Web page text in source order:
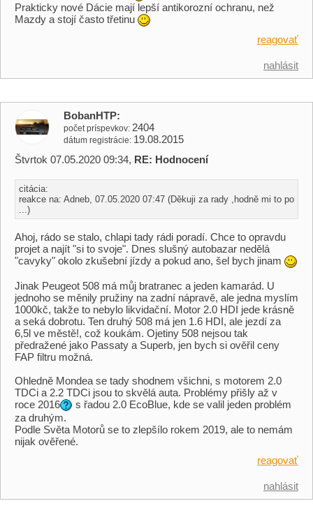
Prakticky nové Dácie mají lepší antikorozní ochranu, než
Mazdy a stojí často třetinu
reagovať
nahlásit
BobanHTP
počet príspevkov 2404
dátum registrácie 19.08.2015
Štvrtok 07.05.2020 09:34, RE: Hodnocení
citácia:
reakce na: Adneb, 07.05.2020 07:47 (Děkuji za rady ,hodně mi to po
...)
Ahoj, rádo se stalo, chlapi tady rádi poradí. Chce to opravdu
projet a najít "si to svoje". Dnes slušný autobazar nedělá
"cavyky" okolo zkušební jízdy a pokud ano, šel bych jinam
Jinak Peugeot 508 má můj bratranec a jeden kamarád. U
jednoho se měnily pružiny na zadní nápravě, ale jedna myslím
1000kč, takže to nebylo likvidační. Motor 2.0 HDI jede krásně
a seká dobrotu. Ten druhý 508 má jen 1.6 HDI, ale jezdí za
6,5l ve městě!, což koukám. Ojetiny 508 nejsou tak
předražené jako Passaty a Superb, jen bych si ověřil ceny
FAP filtru možná.
Ohledně Mondea se tady shodnem všichni, s motorem 2.0
TDCi a 2.2 TDCi jsou to skvělá auta. Problémy přišly až v
roce 2016
s řadou 2.0 EcoBlue, kde se valil jeden problém
za druhým.
Podle Světa Motorů se to zlepšílo rokem 2019, ale to nemám
nijak ověřené.
reagovať
nahlásit